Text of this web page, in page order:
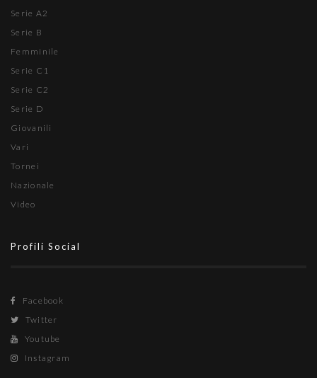
Serie A2
Serie B
Femminile
Serie C1
Serie C2
Serie D
Giovanili
Vari
Tornei
Nazionale
Video
Profili Social
Facebook
Twitter
Youtube
Instagram